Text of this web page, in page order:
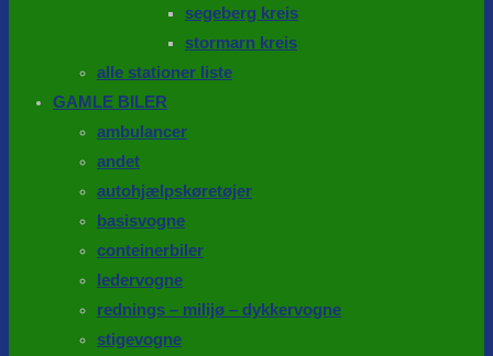
segeberg kreis
stormarn kreis
alle stationer liste
GAMLE BILER
ambulancer
andet
autohjælpskøretøjer
basisvogne
conteinerbiler
ledervogne
rednings – milijø – dykkervogne
stigevogne